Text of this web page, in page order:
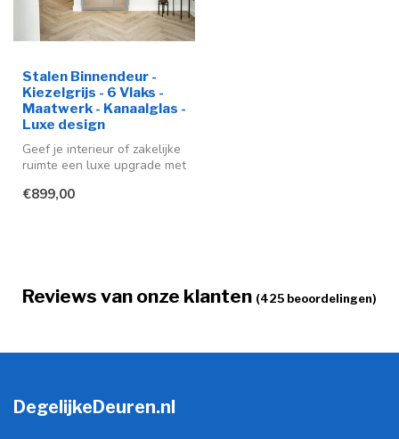
Stalen Binnendeur -
Kiezelgrijs - 6 Vlaks -
Maatwerk - Kanaalglas -
Luxe design
Geef je interieur of zakelijke
ruimte een luxe upgrade met
€899,00
Reviews van onze klanten (425 beoordelingen)
DegelijkeDeuren.nl